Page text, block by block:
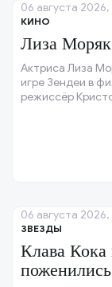
КИНО
Лиза Моряк
Актриса Лиза
игре Зендеи в
режиссёр
06 августа 2026,
ЗВЕЗДЫ
Клава
поженились
06 августа 2026,